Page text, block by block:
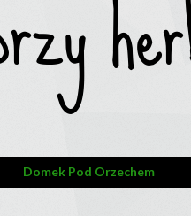
Domek Pod Orzechem